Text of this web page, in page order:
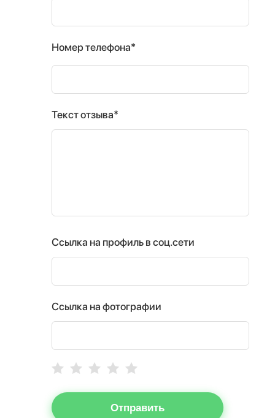
Номер телефона*
Текст отзыва*
Ссылка на профиль в соц.сети
Ссылка на фотографии
Отправить